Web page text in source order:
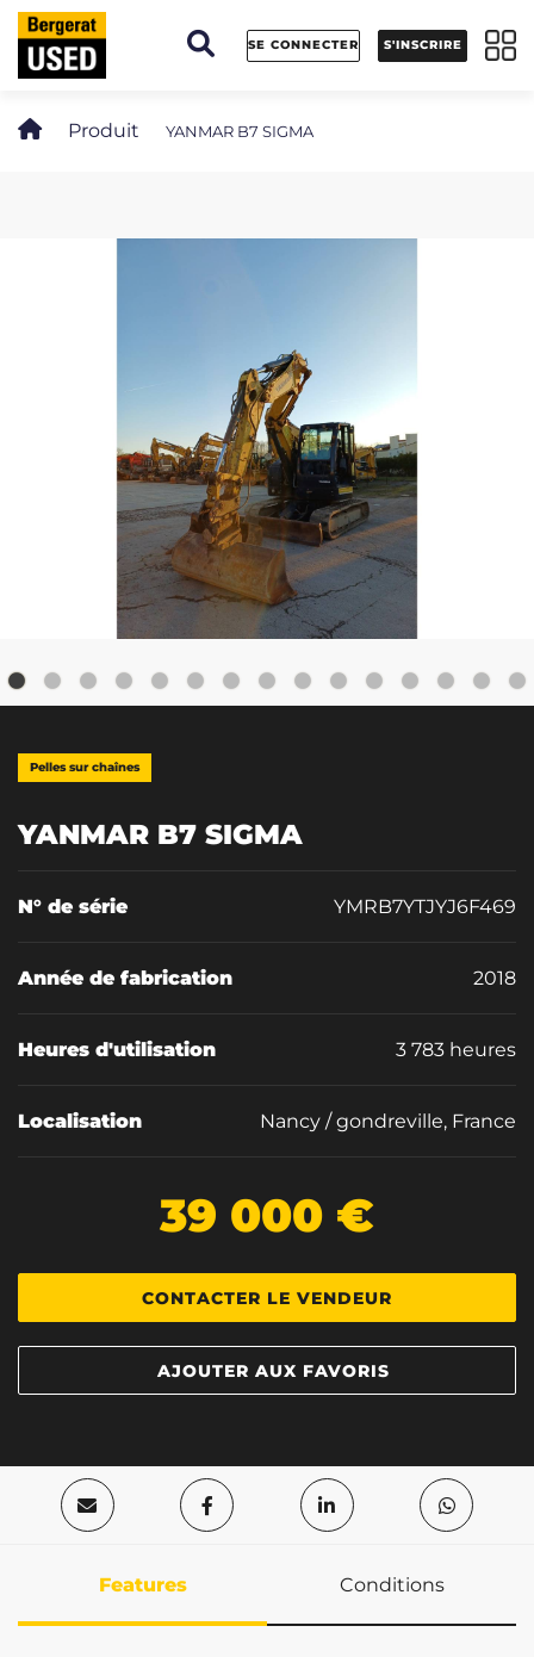
SE CONNECTER S'INSCRIRE
Produit YANMAR B7 SIGMA
Pelles sur chaînes
YANMAR B7 SIGMA
N° de série YMRB7YTJYJ6F469
Année de fabrication 2018
Heures d'utilisation 3 783 heures
Localisation Nancy / gondreville, France
39 000 €
CONTACTER LE VENDEUR
AJOUTER AUX FAVORIS
Features Conditions
Panneau de gestion des cookies